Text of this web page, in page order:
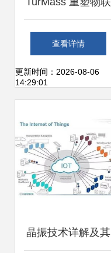
网接入边界的道生
物联超大容量无线
查看详情
更新时间：2026-08-06
14:29:01
晶振技术详解及其